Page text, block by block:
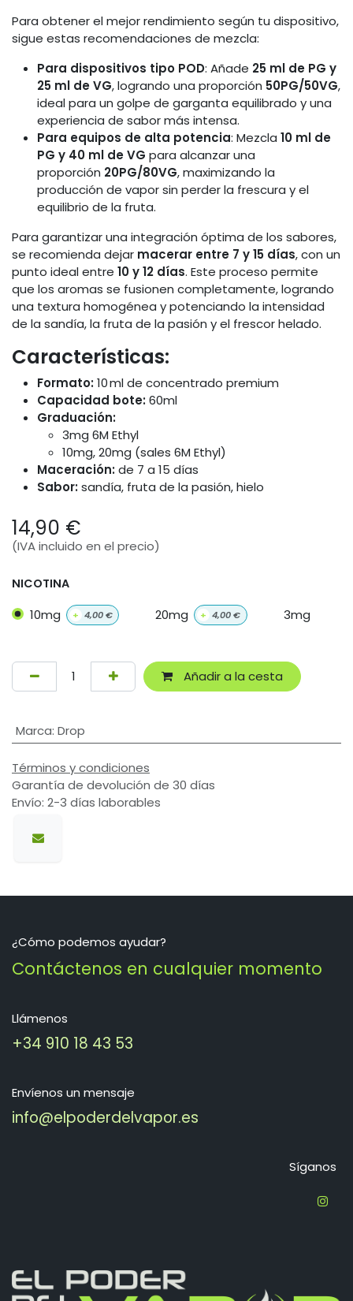
Para obtener el mejor rendimiento según tu dispositivo,
sigue estas recomendaciones de mezcla:
Para dispositivos tipo POD: Añade 25 ml de PG y
25 ml de VG, logrando una proporción 50PG/50VG,
ideal para un golpe de garganta equilibrado y una
experiencia de sabor más intensa.
Para equipos de alta potencia: Mezcla 10 ml de
PG y 40 ml de VG para alcanzar una
proporción 20PG/80VG, maximizando la
producción de vapor sin perder la frescura y el
equilibrio de la fruta.
Para garantizar una integración óptima de los sabores,
se recomienda dejar macerar entre 7 y 15 días, con un
punto ideal entre 10 y 12 días. Este proceso permite
que los aromas se fusionen completamente, logrando
una textura homogénea y potenciando la intensidad
de la sandía, la fruta de la pasión y el frescor helado.
Características:
Formato:10 ml de concentrado premium
Capacidad bote:60ml
Graduación:
3mg 6M Ethyl
10mg, 20mg (sales 6M Ethyl)
Maceración:de 7 a 15 días
Sabor:sandía, fruta de la pasión, hielo
14,90 €
(IVA incluido en el precio)
NICOTINA
10mg + 4,00€ 20mg + 4,00€ 3mg
Añadir a la cesta
Marca: Drop
Términos y condiciones
Garantía de devolución de 30 días
Envío: 2-3 días laborables
¿Cómo podemos ayudar?
Contáctenos en cualquier momento
Llámenos
+34 910 18 43 53
Envíenos un mensaje
info@elpoderdelvapor.es
Síganos